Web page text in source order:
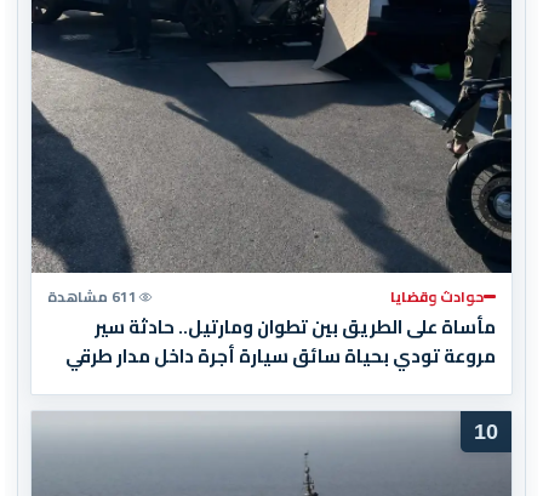
حوادث وقضايا 611 مشاهدة
مأساة على الطريق بين تطوان ومارتيل.. حادثة سير
مروعة تودي بحياة سائق سيارة أجرة داخل مدار طرقي
10